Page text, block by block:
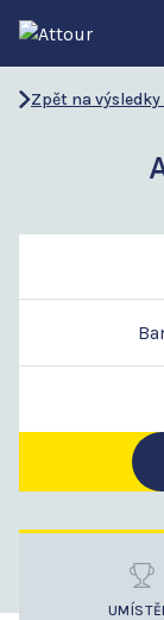
Zpět na